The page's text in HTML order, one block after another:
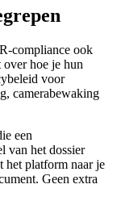
compliance ook
hoe je hun
voor
camerabewaking
een
van het dossier
het platform naar je
Geen extra